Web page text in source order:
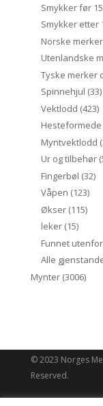
Smykker før
Smykker etter
Norske
Utenlandske
Tyske merker
Spinnehjul (33)
Vektlodd (423)
Myntvektlodd
Ur og tilbehør
Fingerbøl (32)
Våpen (123)
Økser (115)
leker (15)
Funnet
Alle
Mynter (3006)
© 2023 Norges
Reserved.